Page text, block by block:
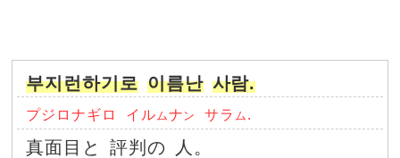
부지런하기로 이름난 사람.
プジロナギロ イルムナン サラ ム .
真面目と 評判の 人。